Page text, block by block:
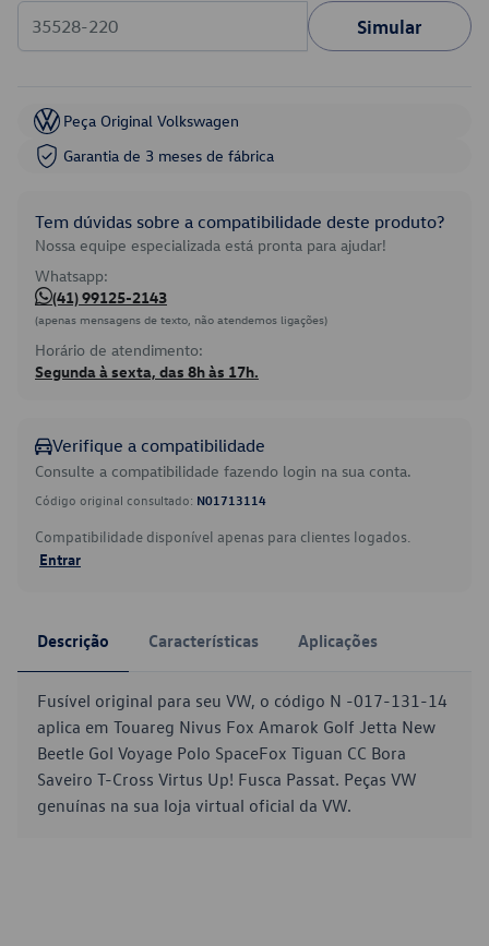
Simular
Peça Original Volkswagen
Garantia de 3 meses de fábrica
Tem dúvidas sobre a compatibilidade deste produto?
Nossa equipe especializada está pronta para ajudar!
Whatsapp:
(41) 99125-2143
(apenas mensagens de texto, não atendemos ligações)
Horário de atendimento:
Segunda à sexta, das 8h às 17h.
Verifique a compatibilidade
Consulte a compatibilidade fazendo login na sua conta.
Código original consultado: N01713114
Compatibilidade disponível apenas para clientes logados.
Entrar
Descrição Características Aplicações
Fusível original para seu VW, o código N -017-131-14
aplica em Touareg Nivus Fox Amarok Golf Jetta New
Beetle Gol Voyage Polo SpaceFox Tiguan CC Bora
Saveiro T-Cross Virtus Up! Fusca Passat. Peças VW
genuínas na sua loja virtual oficial da VW.